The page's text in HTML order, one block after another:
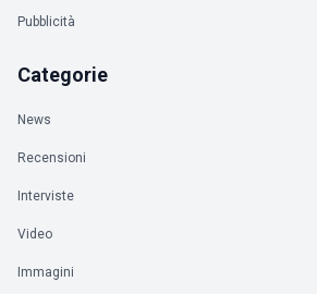
Pubblicità
Categorie
News
Recensioni
Interviste
Video
Immagini